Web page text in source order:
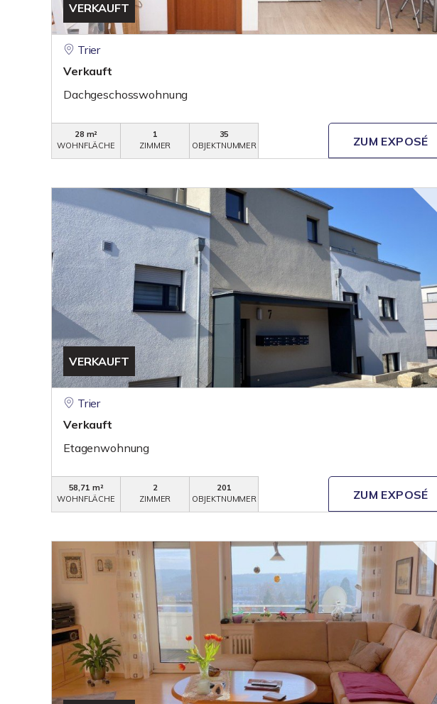
VERKAUFT
Trier
Verkauft
Dachgeschosswohnung
28 m²
WOHNFLÄCHE
1
ZIMMER
35
OBJEKTNUMMER
ZUM EXPOSÉ
VERKAUFT
Trier
Verkauft
Etagenwohnung
58,71 m²
WOHNFLÄCHE
2
ZIMMER
201
OBJEKTNUMMER
ZUM EXPOSÉ